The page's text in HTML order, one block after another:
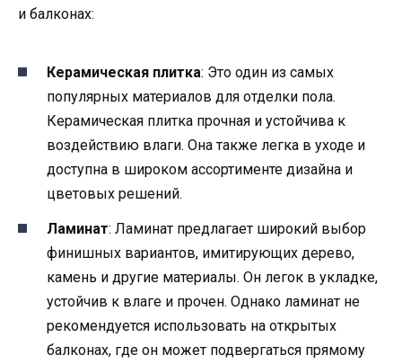
и балконах:
Керамическая плитка: Это один из самых
популярных материалов для отделки пола.
Керамическая плитка прочная и устойчива к
воздействию влаги. Она также легка в уходе и
доступна в широком ассортименте дизайна и
цветовых решений.
Ламинат: Ламинат предлагает широкий выбор
финишных вариантов, имитирующих дерево,
камень и другие материалы. Он легок в укладке,
устойчив к влаге и прочен. Однако ламинат не
рекомендуется использовать на открытых
балконах, где он может подвергаться прямому